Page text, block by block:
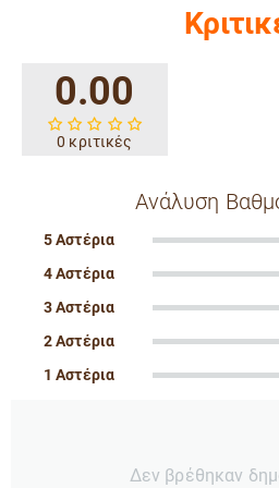
0.00
0 κριτικές
Ανάλυση
5 Αστέρια
4 Αστέρια
3 Αστέρια
2 Αστέρια
1 Αστέρια
Δεν βρέθηκαν